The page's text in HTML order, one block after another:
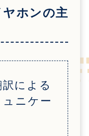
ホンの主
による
ニケー